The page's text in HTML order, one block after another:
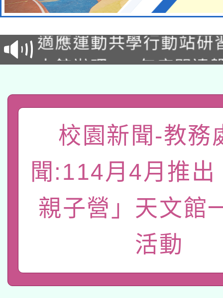
本校115學年度第2次
招甄選結果公告(無人
招)
適應運動共學行動站研
本館辦理115年度閱讀
礎課程
A3數位素養講師名單
「數位內容與教學軟
pilot」
有關大陸委員會函釋公
薪期間赴陸應申請許可
轉知經濟部水利署委託
業技術研究院辦理「
用水績優單位及節水達
115年8月22日(星期六
桃園市孔廟祈福系列
2026年桃園地景藝術
本校115學年度第2次
招甄選結果公告(無人
適應運動共學行動站研
校園新聞-教務
聞:114月4月推出
親子營」天文館
活動